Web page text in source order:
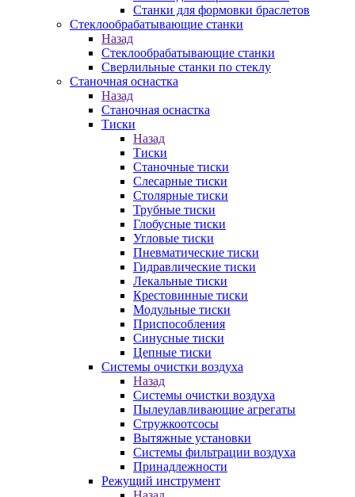
Станки для формовки браслетов
Стеклообрабатывающие станки
Назад
Стеклообрабатывающие станки
Сверлильные станки по стеклу
Станочная оснастка
Назад
Станочная оснастка
Тиски
Назад
Тиски
Станочные тиски
Слесарные тиски
Столярные тиски
Трубные тиски
Глобусные тиски
Угловые тиски
Пневматические тиски
Гидравлические тиски
Лекальные тиски
Крестовинные тиски
Модульные тиски
Приспособления
Синусные тиски
Цепные тиски
Системы очистки воздуха
Назад
Системы очистки воздуха
Пылеулавливающие агрегаты
Стружкоотсосы
Вытяжные установки
Системы фильтрации воздуха
Принадлежности
Режущий инструмент